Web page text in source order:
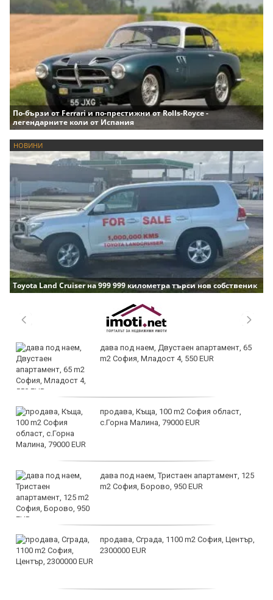
По-бързи от Ferrari и по-престижни от Rolls-Royce -
легендарните коли от Испания
НОВИНИ
Toyota Land Cruiser на 999 999 километра търси нов собственик
дава под наем, Двустаен апартамент, 65
m2 София, Младост 4, 550 EUR
продава, Къща, 100 m2 София област,
с.Горна Малина, 79000 EUR
дава под наем, Тристаен апартамент, 125
m2 София, Борово, 950 EUR
продава, Сграда, 1100 m2 София, Център,
2300000 EUR